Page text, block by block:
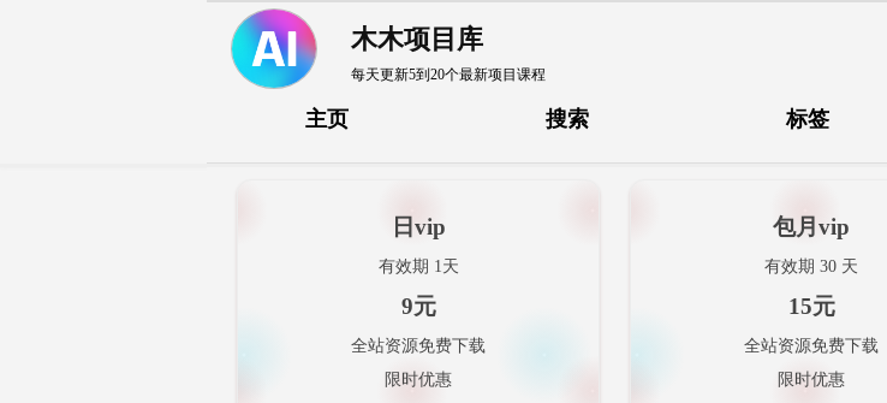
木木项目库
每天更新5到20个最新项目课程
主页 搜索 标签
日vip
有效期 1天
9元
全站资源免费下载
限时优惠
包月vip
有效期 30 天
15元
全站资源免费下载
限时优惠